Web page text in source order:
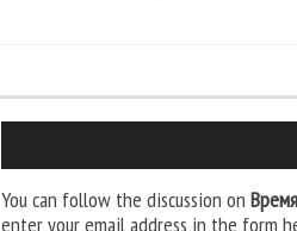
You can follow the discussion on
enter your email address in the form